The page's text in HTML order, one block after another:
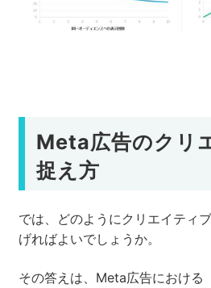
Meta広告のクリ
捉え方
では、どのようにクリエイティ
げればよいでしょうか。
その答えは、Meta広告における